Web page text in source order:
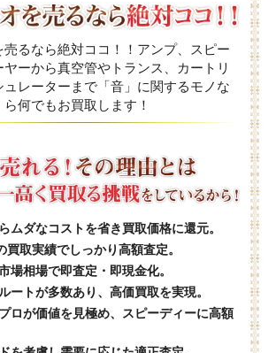
売るなら絶対ココ！！アンプ、スピー
ヤーから真空管やトランス、カートリ
ュレーターまで「音」に関するモノな
ら何でもお買取します！
ムダなコストを省き買取価格に還元。
買取実績でしっかり高額査定。
場相場で即査定・即現金化。
ートが多数あり、高価買取を実現。
ロが価値を見極め、スピーディーに高額